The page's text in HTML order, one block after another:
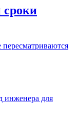
сроки
пересматриваются
инженера для